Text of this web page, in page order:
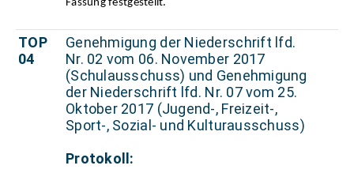
Fassung festgestellt.
TOP
04
Genehmigung der Niederschrift lfd.
Nr. 02 vom 06. November 2017
(Schulausschuss) und Genehmigung
der Niederschrift lfd. Nr. 07 vom 25.
Oktober 2017 (Jugend-, Freizeit-,
Sport-, Sozial- und Kulturausschuss)
Protokoll: